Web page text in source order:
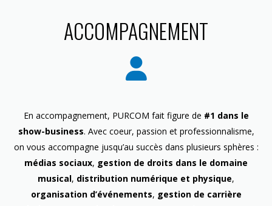
ACCOMPAGNEMENT
En accompagnement, PURCOM fait figure de #1 dans le
show-business. Avec coeur, passion et professionnalisme,
on vous accompagne jusqu’au succès dans plusieurs sphères :
médias sociaux, gestion de droits dans le domaine
musical, distribution numérique et physique,
organisation d’événements, gestion de carrière